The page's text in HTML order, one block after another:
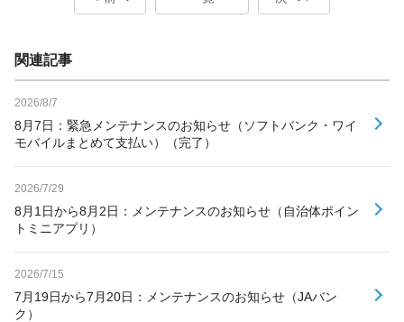
関連記事
2026/8/7
8月7日：緊急メンテナンスのお知らせ（ソフトバンク・ワイ
モバイルまとめて支払い）（完了）
2026/7/29
8月1日から8月2日：メンテナンスのお知らせ（自治体ポイン
トミニアプリ）
2026/7/15
7月19日から7月20日：メンテナンスのお知らせ（JAバン
ク）